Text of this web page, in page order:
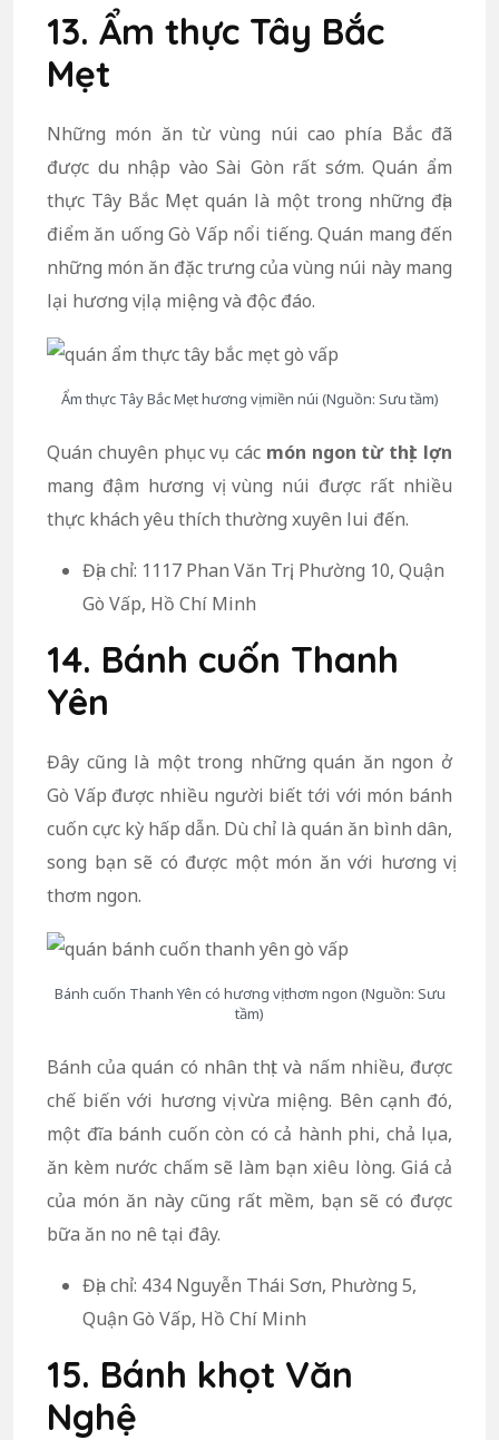
13. Ẩm thực Tây Bắc
Mẹt
Những món ăn từ vùng núi cao phía Bắc đã
được du nhập vào Sài Gòn rất sớm. Quán ẩm
thực Tây Bắc Mẹt quán là một trong những địa
điểm ăn uống Gò Vấp nổi tiếng. Quán mang đến
những món ăn đặc trưng của vùng núi này mang
lại hương vị lạ miệng và độc đáo.
Ẩm thực Tây Bắc Mẹt hương vị miền núi (Nguồn: Sưu tầm)
Quán chuyên phục vụ các món ngon từ thịt lợn
mang đậm hương vị vùng núi được rất nhiều
thực khách yêu thích thường xuyên lui đến.
Địa chỉ: 1117 Phan Văn Trị, Phường 10, Quận
Gò Vấp, Hồ Chí Minh
14. Bánh cuốn Thanh
Yên
Đây cũng là một trong những quán ăn ngon ở
Gò Vấp được nhiều người biết tới với món bánh
cuốn cực kỳ hấp dẫn. Dù chỉ là quán ăn bình dân,
song bạn sẽ có được một món ăn với hương vị
thơm ngon.
Bánh cuốn Thanh Yên có hương vị thơm ngon (Nguồn: Sưu
tầm)
Bánh của quán có nhân thịt và nấm nhiều, được
chế biến với hương vị vừa miệng. Bên cạnh đó,
một đĩa bánh cuốn còn có cả hành phi, chả lụa,
ăn kèm nước chấm sẽ làm bạn xiêu lòng. Giá cả
của món ăn này cũng rất mềm, bạn sẽ có được
bữa ăn no nê tại đây.
Địa chỉ: 434 Nguyễn Thái Sơn, Phường 5,
Quận Gò Vấp, Hồ Chí Minh
15. Bánh khọt Văn
Nghệ